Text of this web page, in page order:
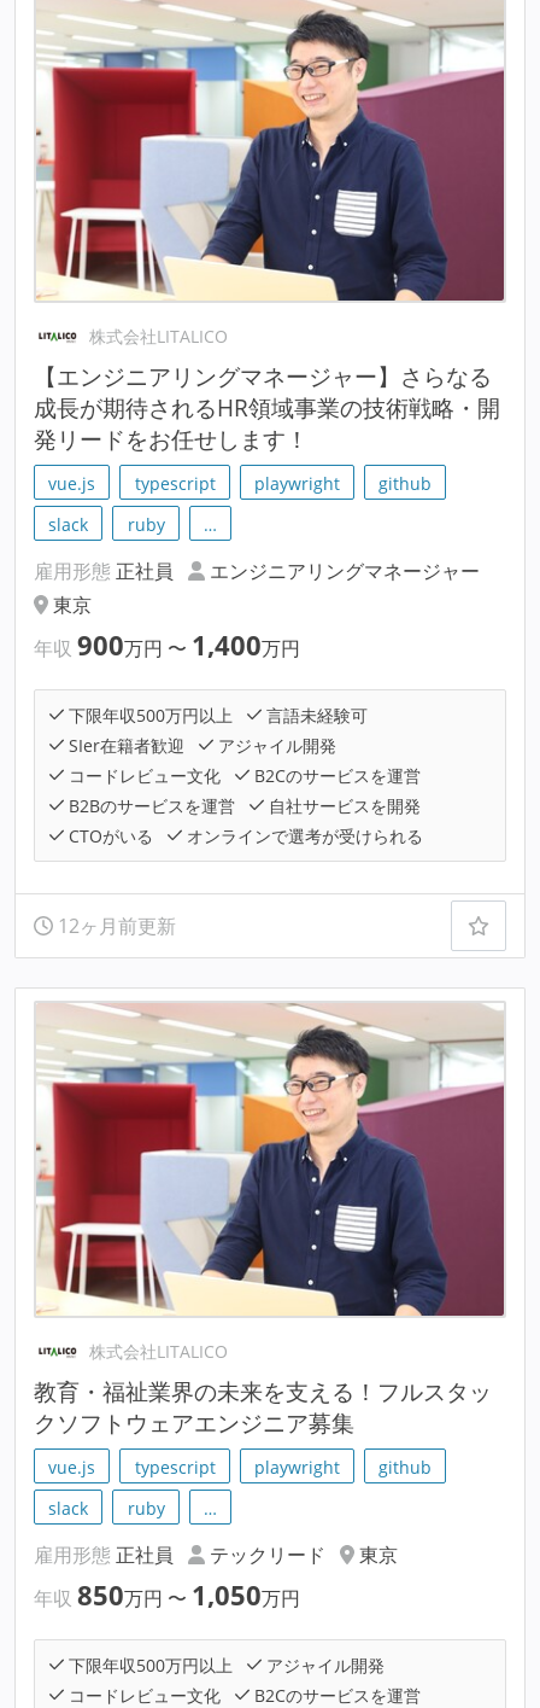
株式会社LITALICO
【エンジニアリングマネージャー】さらなる
成長が期待されるHR領域事業の技術戦略・開
発リードをお任せします！
vue.js typescript playwright
github
slack
ruby …
雇用形態 正社員
エンジニアリングマネージャー
東京
年収 900万円 〜 1,400万円
下限年収500万円以上
言語未経験可
SIer在籍者歓迎
アジャイル開発
コードレビュー文化
B2Cのサービスを運営
B2Bのサービスを運営
自社サービスを開発
CTOがいる
オンラインで選考が受けられる
12ヶ月前更新
株式会社LITALICO
教育・福祉業界の未来を支える！フルスタッ
クソフトウェアエンジニア募集
vue.js typescript playwright
github
slack
ruby …
雇用形態 正社員 テックリード
東京
年収 850万円 〜 1,050万円
下限年収500万円以上
アジャイル開発
コードレビュー文化
B2Cのサービスを運営